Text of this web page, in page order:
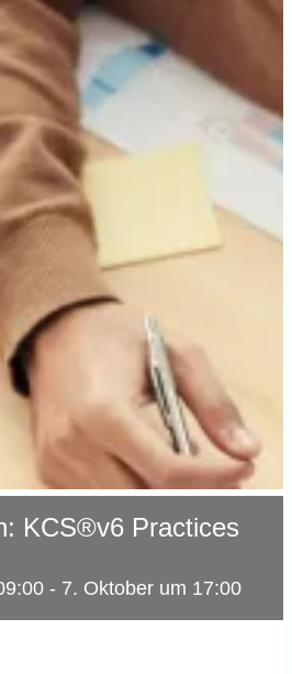
KCS®v6 Practices
- 7. Oktober um 17:00